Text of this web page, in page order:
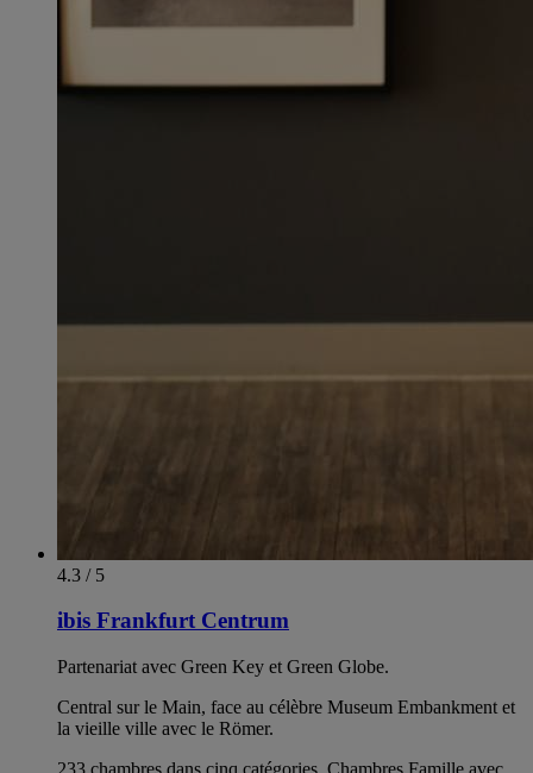
4.3 / 5
ibis Frankfurt Centrum
Partenariat avec Green Key et Green Globe.
Central sur le Main, face au célèbre Museum Embankment et
la vieille ville avec le Römer.
233 chambres dans cinq catégories. Chambres Famille avec